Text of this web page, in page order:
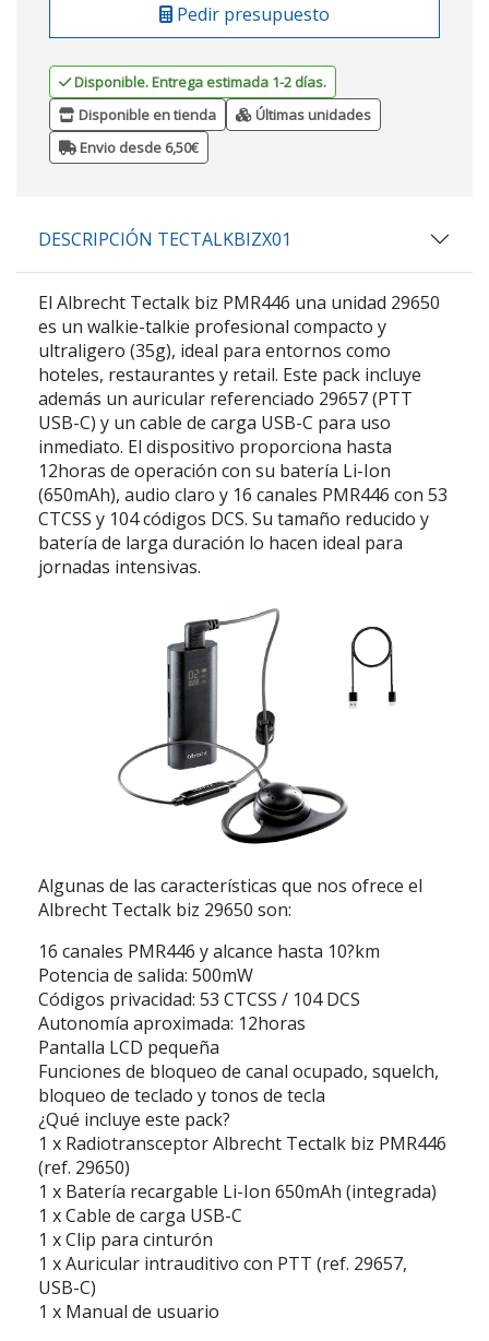
Pedir presupuesto
Disponible. Entrega estimada 1-2 días.
Disponible en tienda
Últimas unidades
Envio desde 6,50€
DESCRIPCIÓN TECTALKBIZX01
El Albrecht Tectalk biz PMR446 una unidad 29650
es un walkie-talkie profesional compacto y
ultraligero (35g), ideal para entornos como
hoteles, restaurantes y retail. Este pack incluye
además un auricular referenciado 29657 (PTT
USB-C) y un cable de carga USB-C para uso
inmediato. El dispositivo proporciona hasta
12horas de operación con su batería Li-Ion
(650mAh), audio claro y 16 canales PMR446 con 53
CTCSS y 104 códigos DCS. Su tamaño reducido y
batería de larga duración lo hacen ideal para
jornadas intensivas.
Algunas de las características que nos ofrece el
Albrecht Tectalk biz 29650 son:
16 canales PMR446 y alcance hasta 10?km
Potencia de salida: 500mW
Códigos privacidad: 53 CTCSS / 104 DCS
Autonomía aproximada: 12horas
Pantalla LCD pequeña
Funciones de bloqueo de canal ocupado, squelch,
bloqueo de teclado y tonos de tecla
¿Qué incluye este pack?
1 x Radiotransceptor Albrecht Tectalk biz PMR446
(ref. 29650)
1 x Batería recargable Li-Ion 650mAh (integrada)
1 x Cable de carga USB-C
1 x Clip para cinturón
1 x Auricular intrauditivo con PTT (ref. 29657,
USB-C)
1 x Manual de usuario